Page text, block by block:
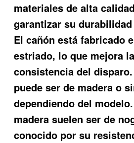
materiales de alta
garantizar su
El cañón está fabricado
estriado, lo que mejora
consistencia del
puede ser de madera o
dependiendo del
madera suelen ser de
conocido por su